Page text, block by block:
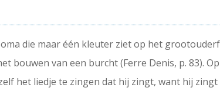
die maar één kleuter ziet op het
bouwen van een burcht (Ferre Denis, p. 83).
het liedje te zingen dat hij zingt, want hij